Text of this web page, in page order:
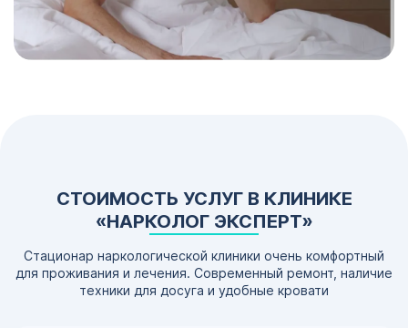
СТОИМОСТЬ УСЛУГ В КЛИНИКЕ
«НАРКОЛОГ ЭКСПЕРТ»
Стационар наркологической клиники очень комфортный
для проживания и лечения. Современный ремонт, наличие
техники для досуга и удобные кровати